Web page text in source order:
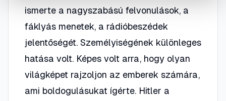
ismerte a nagyszabású felvonulások, a
fáklyás menetek, a rádióbeszédek
jelentőségét. Személyiségének különleges
hatása volt. Képes volt arra, hogy olyan
világképet rajzoljon az emberek számára,
ami boldogulásukat ígérte. Hitler a